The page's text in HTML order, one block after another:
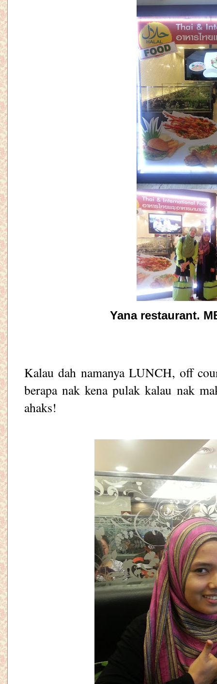
Yana restaurant.
Kalau dah namanya LUNCH, off
berapa nak kena pulak kalau nak
ahaks!